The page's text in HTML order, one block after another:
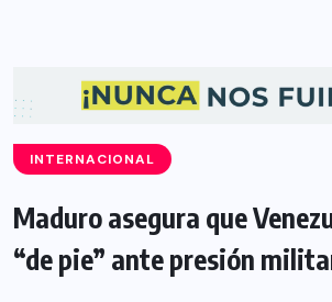
INTERNACIONAL
Maduro asegura que
“de pie” ante presión